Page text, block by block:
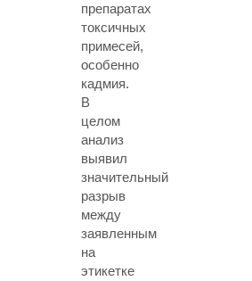
препаратах
токсичных
примесей,
особенно
кадмия.
В
целом
анализ
выявил
значительный
разрыв
между
заявленным
на
этикетке